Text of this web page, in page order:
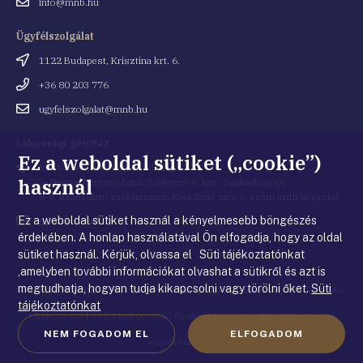
Ügyfélszolgálat
Cím
1122 Budapest, Krisztina krt. 6.
Telefonszám
+36 80 203 776
Emailugyfelszolgalat@mnb.hu
Cím 1054 Budapest, Kiss Ernő utca 1.
(a Magyar Nemzeti Bank Budapest V. ker., Szabadság tér
8-9. szám alatti székházának Kiss Ernő utca 1. szám alatti bejárata)
Email
cím
penztar@mnb.hu
© Magyar Nemzeti Bank |Impresszum|Jogi nyilatkozat|Adatkezelési
tájékoztató|Süti tájékoztató| Gyakorlati tudnivalók a honlappal
kapcsolatban
Ez a weboldal sütiket („cookie”)
használ
Ez a weboldal sütiket használ a kényelmesebb böngészés
érdekében. A honlap használatával Ön elfogadja, hogy az oldal
sütiket használ. Kérjük, olvassa el Süti tájékoztatónkat
,amelyben további információkat olvashat a sütikről és azt is
megtudhatja, hogyan tudja kikapcsolni vagy törölni őket.Süti
tájékoztatónkat
NEM FOGADOM EL ELFOGADOM